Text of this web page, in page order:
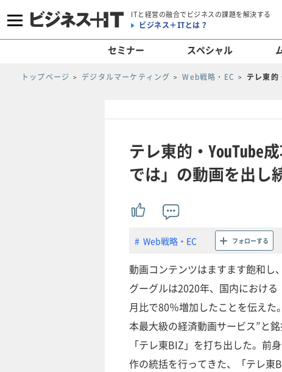
ITと経営の融合でビジネスの課題を解決する
ビジネス＋ITとは？
セミナー スペシャル
トップページ デジタルマーケティング Web戦略・EC テレ東的
テレ東的・YouTube
では」の動画を出し
Web戦略・EC フォローする
動画コンテンツはますます飽和し
グーグルは2020年、国内におけ
月比で80％増加したことを伝え
本最大級の経済動画サービス”と
「テレ東BIZ」を打ち出した。前
作の統括を行ってきた、「テレ東